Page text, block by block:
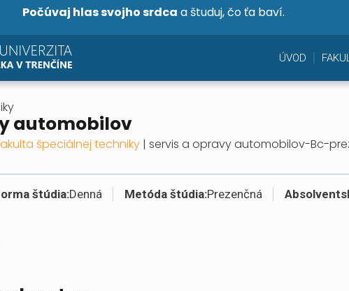
Počúvaj hlas svojho srdca a študuj, čo ťa baví.
ÚVOD
automobilov
špeciálnej techniky | servis a opravy automobilov-Bc-
štúdia:Denná Metóda štúdia:Prezenčná